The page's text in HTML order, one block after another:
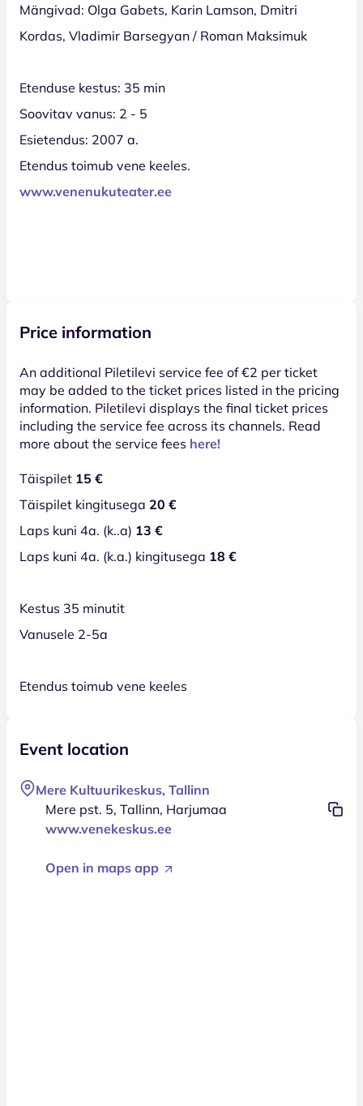
Mängivad: Olga Gabets, Karin Lamson, Dmitri
Kordas, Vladimir Barsegyan / Roman Maksimuk
Etenduse kestus: 35 min
Soovitav vanus: 2 - 5
Esietendus: 2007 a.
Etendus toimub vene keeles.
www.venenukuteater.ee
Price information
An additional Piletilevi service fee of €2 per ticket
may be added to the ticket prices listed in the pricing
information. Piletilevi displays the final ticket prices
including the service fee across its channels. Read
more about the service fees here!
Täispilet 15 €
Täispilet kingitusega 20 €
Laps kuni 4a. (k..a) 13 €
Laps kuni 4a. (k.a.) kingitusega 18 €
Kestus 35 minutit
Vanusele 2-5a
Etendus toimub vene keeles
Event location
Mere Kultuurikeskus, Tallinn
Mere pst. 5, Tallinn, Harjumaa
www.venekeskus.ee
Open in maps app